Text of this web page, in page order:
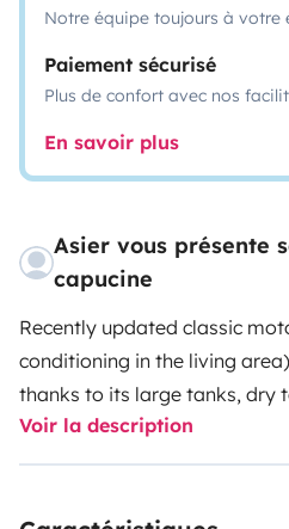
Notre équipe toujours à votre
Paiement sécurisé
Plus de confort avec nos
En savoir plus
Asier vous présente
capucine
Recently updated classic
conditioning in the living
thanks to its large tanks, dry
system (with external gas
battery. Enjoy your trip
Voir la description